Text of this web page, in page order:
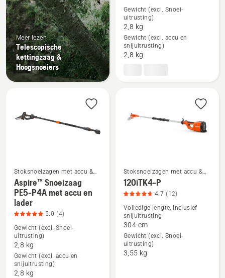
Meer lezen
Telescopische
kettingzaag &
Hoogsnoeiers
details
over
Aspire™
PE5-
Gewicht (excl. Snoei-
uitrusting)
2,8 kg
Gewicht (excl. accu en
snijuitrusting)
2,8 kg
Bekijk
meer
details
over
Aspire™
Snoeizaag
PE5-
Stoksnoeizagen met accu &
elektrische stoksnoeizagen
Aspire™ Snoeizaag
PE5-P4A met accu en
lader
5.0 (4)
Gewicht (excl. Snoei-
uitrusting)
2,8 kg
Gewicht (excl. accu en
snijuitrusting)
2,8 kg
Bekijk
meer
details
over
120iTK4-
Stoksnoeizagen met accu &
elektrische stoksnoeizagen
120iTK4-P
4.7 (12)
Volledige lengte, inclusief
snijuitrusting
304 cm
Gewicht (excl. Snoei-
uitrusting)
3,55 kg